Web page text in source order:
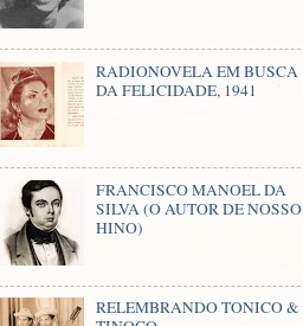
RADIONOVELA EM BUSCA
DA FELICIDADE, 1941
FRANCISCO MANOEL DA
SILVA (O AUTOR DE NOSSO
HINO)
RELEMBRANDO TONICO &